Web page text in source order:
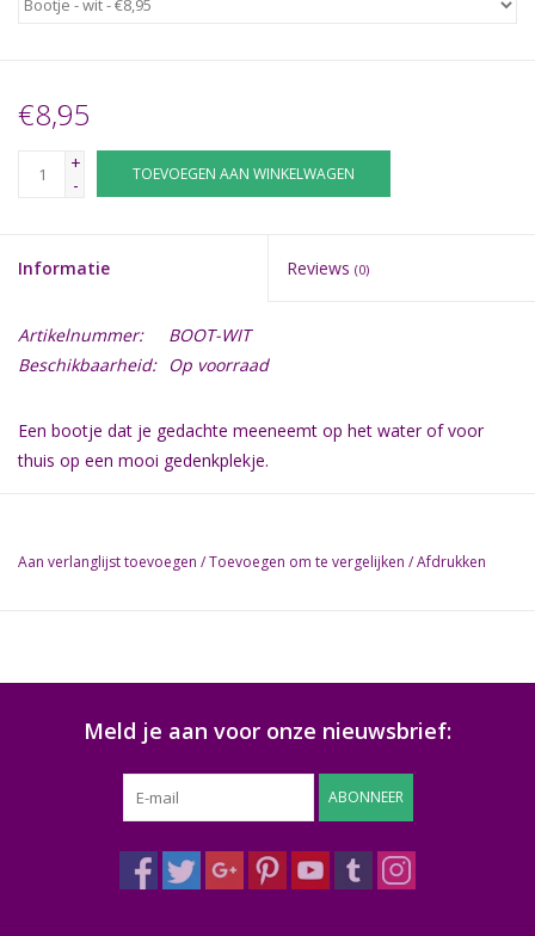
€8,95
+
-
TOEVOEGEN AAN WINKELWAGEN
Informatie Reviews (0)
Artikelnummer:
BOOT-WIT
Beschikbaarheid: Op voorraad
Een bootje dat je gedachte meeneemt op het water of voor
thuis op een mooi gedenkplekje.
Het bootje is 18 x 10 cm.
Uiteraard kun je ook een waxinelichtje gebruiken, maar dan is
het niet geschikt om op het water te laten.
De bootjes zijn in 2 kleuren leverbaar.
Wit en Groen.
Aan verlanglijst toevoegen /Toevoegen om te vergelijken /Afdrukken
Meld je aan voor onze nieuwsbrief:
ABONNEER